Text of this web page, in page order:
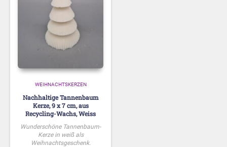
WEIHNACHTSKERZEN
Nachhaltige Tannenbaum
Kerze, 9 x 7 cm, aus
Recycling-Wachs, Weiss
Wunderschöne Tannenbaum-
Kerze in weiß als
Weihnachtsgeschenk.